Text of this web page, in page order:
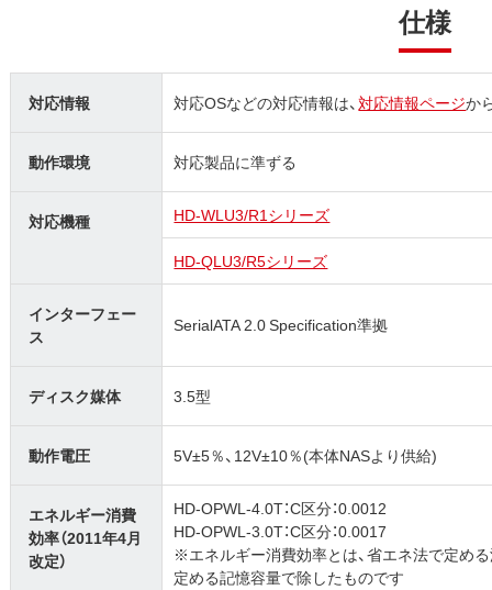
仕様
対応情報 対応OSなどの対応情報は、対応情報ページか
動作環境 対応製品に準ずる
対応機種 HD‐WLU3/R1シリーズ
HD‐QLU3/R5シリーズ
インターフェー
ス
SerialATA 2.0 Specification準拠
ディスク媒体 3.5型
動作電圧 5V±5％、12V±10％(本体NASより供給)
エネルギー消費
効率（2011年4月
改定）
HD-OPWL-4.0T：C区分：0.0012
HD-OPWL-3.0T：C区分：0.0017
※エネルギー消費効率とは、省エネ法で定め
定める記憶容量で除したものです